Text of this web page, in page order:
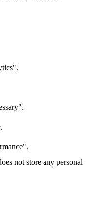
not store any personal